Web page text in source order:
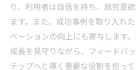
り、利用者は自信を持ち、就労意
ます。また、成功事例を取り入れ
ベーションの向上にも寄与します
成長を見守りながら、フィードバ
テップへと導く重要な役割を担っ